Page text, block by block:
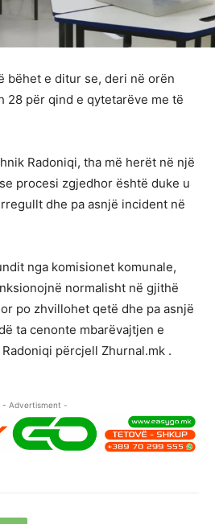
bëhet e ditur se, deri në orën
28 për qind e qytetarëve me të
Radoniqi, tha më herët në një
procesi zgjedhor është duke u
dhe pa asnjë incident në
nga komisionet komunale,
normalisht në gjithë
po zhvillohet qetë dhe pa asnjë
ta cenonte mbarëvajtjen e
përcjell Zhurnal.mk .
- Advertisment -